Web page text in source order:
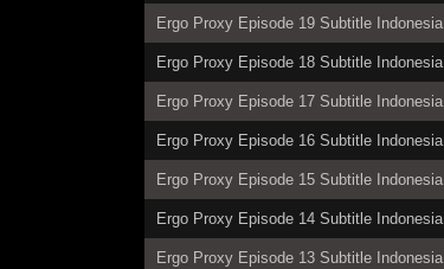
Ergo Proxy Episode 19 Subtitle Indonesia
Ergo Proxy Episode 18 Subtitle Indonesia
Ergo Proxy Episode 17 Subtitle Indonesia
Ergo Proxy Episode 16 Subtitle Indonesia
Ergo Proxy Episode 15 Subtitle Indonesia
Ergo Proxy Episode 14 Subtitle Indonesia
Ergo Proxy Episode 13 Subtitle Indonesia